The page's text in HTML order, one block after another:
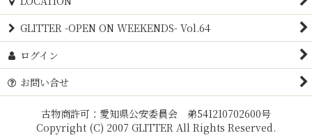
GLITTER -OPEN ON WEEKENDS- Vol.64
ログイン
お問い合せ
古物商許可：愛知県公安委員会 弟541210702600号
Copyright (C) 2007 GLITTER All Rights Reserved.